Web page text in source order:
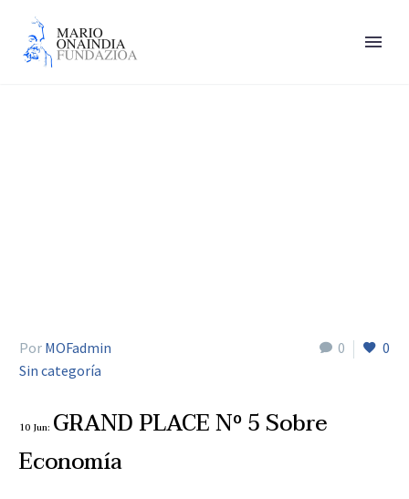
0 0
Por MOFadmin
Sin categoría
10 Jun: GRAND PLACE Nº 5 Sobre
Economía